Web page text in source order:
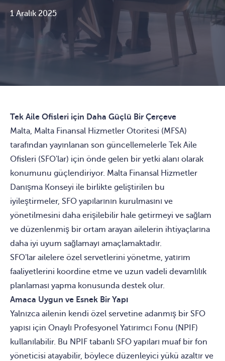
1 Aralık 2025
Tek Aile Ofisleri için Daha Güçlü Bir Çerçeve
Malta, Malta Finansal Hizmetler Otoritesi (MFSA)
tarafından yayınlanan son güncellemelerle Tek Aile
Ofisleri (SFO'lar) için önde gelen bir yetki alanı olarak
konumunu güçlendiriyor. Malta Finansal Hizmetler
Danışma Konseyi ile birlikte geliştirilen bu
iyileştirmeler, SFO yapılarının kurulmasını ve
yönetilmesini daha erişilebilir hale getirmeyi ve sağlam
ve düzenlenmiş bir ortam arayan ailelerin ihtiyaçlarına
daha iyi uyum sağlamayı amaçlamaktadır.
SFO'lar ailelere özel servetlerini yönetme, yatırım
faaliyetlerini koordine etme ve uzun vadeli devamlılık
planlaması yapma konusunda destek olur.
Amaca Uygun ve Esnek Bir Yapı
Yalnızca ailenin kendi özel servetine adanmış bir SFO
yapısı için Onaylı Profesyonel Yatırımcı Fonu (NPIF)
kullanılabilir. Bu NPIF tabanlı SFO yapıları muaf bir fon
yöneticisi atayabilir, böylece düzenleyici yükü azaltır ve